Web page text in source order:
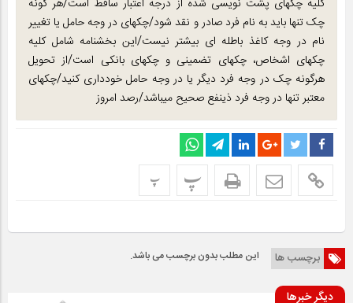
کلیه چکهای پشت نویسی شده از درجه اعتبار ساقط است/هر گونه
چک تنها باید به نام فرد صادر و نقد شود/چکهای در وجه حامل یا تغییر
نام در وجه کاغذ باطله ای بیشتر نیست/این بخشنامه شامل کلیه
چکهای اشخاص، چکهای تضمینی و چکهای بانکی است/از تحویل
هرگونه چک در وجه فرد دیگر یا در وجه حامل خودداری کنید/چکهای
معتبر تنها در وجه فرد ذینفع صحیح میباشد/رصد امروز
پ پ
برچسب ها این مطلب بدون برچسب می باشد.
دیگر خبرها